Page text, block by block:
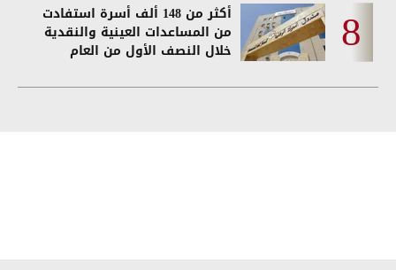
أكثر من 148 ألف أسرة استفادت
من المساعدات العينية والنقدية
خلال النصف الأول من العام